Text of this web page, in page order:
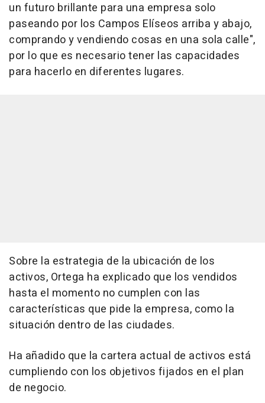
un futuro brillante para una empresa solo
paseando por los Campos Elíseos arriba y abajo,
comprando y vendiendo cosas en una sola calle",
por lo que es necesario tener las capacidades
para hacerlo en diferentes lugares.
Sobre la estrategia de la ubicación de los
activos, Ortega ha explicado que los vendidos
hasta el momento no cumplen con las
características que pide la empresa, como la
situación dentro de las ciudades.
Ha añadido que la cartera actual de activos está
cumpliendo con los objetivos fijados en el plan
de negocio.